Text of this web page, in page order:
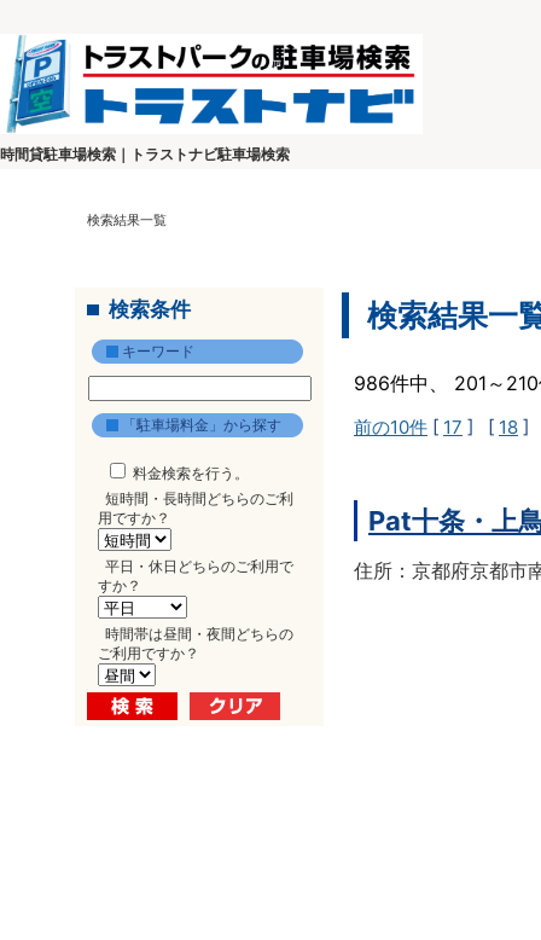
時間貸駐車場検索｜トラストナビ駐車場検索
検索結果一覧
検索条件
キーワード
「駐車場料金」から探す
料金検索を行う。
短時間・長時間どちらのご利
用ですか？
平日・休日どちらのご利用で
すか？
時間帯は昼間・夜間どちらの
ご利用ですか？
検索結果一
986件中、 201～
前の10件 [ 17 ] [ 18 ]
Pat十条・上
住所：京都府京都市